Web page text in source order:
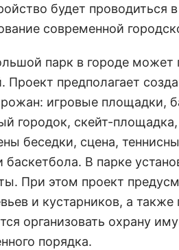
будет проводиться
современной
парк в городе может
Проект предполагает
игровые площадки,
городок, скейт-
беседки, сцена,
баскетбола. В парке
При этом проект
и кустарников, а
организовать охрану
порядка.